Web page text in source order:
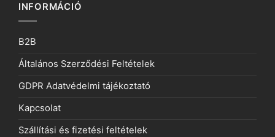
INFORMÁCIÓ
B2B
Általános Szerződési Feltételek
GDPR Adatvédelmi tájékoztató
Kapcsolat
Szállítási és fizetési feltételek